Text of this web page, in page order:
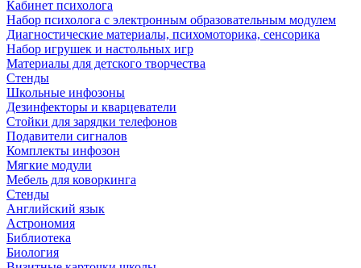
Кабинет психолога
Набор психолога с электронным образовательным модулем
Диагностические материалы, психомоторика, сенсорика
Набор игрушек и настольных игр
Материалы для детского творчества
Стенды
Школьные инфозоны
Дезинфекторы и кварцеватели
Стойки для зарядки телефонов
Подавители сигналов
Комплекты инфозон
Мягкие модули
Мебель для коворкинга
Стенды
Английский язык
Астрономия
Библиотека
Биология